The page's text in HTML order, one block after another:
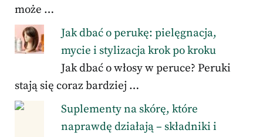
może …
Jak dbać o perukę: pielęgnacja,
mycie i stylizacja krok po kroku
Jak dbać o włosy w peruce? Peruki
stają się coraz bardziej …
Suplementy na skórę, które
naprawdę działają – składniki i